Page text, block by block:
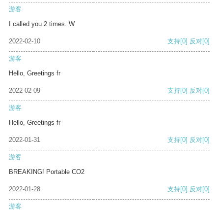
游客
I called you 2 times. W
2022-02-10 支持[0] 反对[0]
游客
Hello, Greetings fr
2022-02-09 支持[0] 反对[0]
游客
Hello, Greetings fr
2022-01-31 支持[0] 反对[0]
游客
BREAKING! Portable CO2
2022-01-28 支持[0] 反对[0]
游客